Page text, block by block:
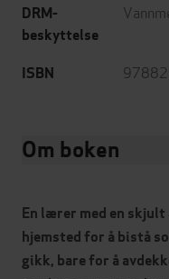
DRM-
beskyttelse
ISBN
Om boken
En lærer med en
hjemsted for å bistå
gikk, bare for å